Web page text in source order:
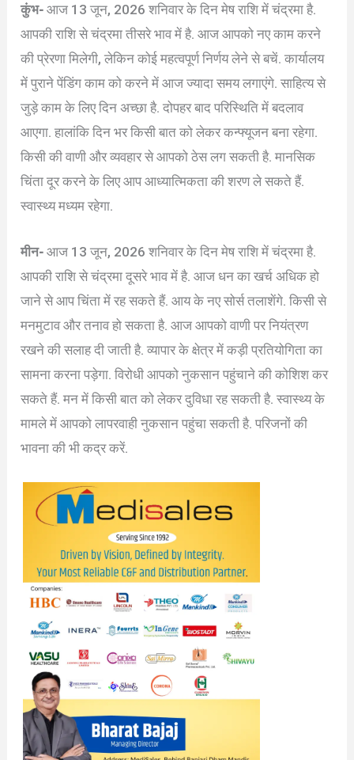
कुंभ- आज 13 जून, 2026 शनिवार के दिन मेष राशि में चंद्रमा है.
आपकी राशि से चंद्रमा तीसरे भाव में है. आज आपको नए काम करने
की प्रेरणा मिलेगी, लेकिन कोई महत्वपूर्ण निर्णय लेने से बचें. कार्यालय
में पुराने पेंडिंग काम को करने में आज ज्यादा समय लगाएंगे. साहित्य से
जुड़े काम के लिए दिन अच्छा है. दोपहर बाद परिस्थिति में बदलाव
आएगा. हालांकि दिन भर किसी बात को लेकर कन्फ्यूजन बना रहेगा.
किसी की वाणी और व्यवहार से आपको ठेस लग सकती है. मानसिक
चिंता दूर करने के लिए आप आध्यात्मिकता की शरण ले सकते हैं.
स्वास्थ्य मध्यम रहेगा.
मीन- आज 13 जून, 2026 शनिवार के दिन मेष राशि में चंद्रमा है.
आपकी राशि से चंद्रमा दूसरे भाव में है. आज धन का खर्च अधिक हो
जाने से आप चिंता में रह सकते हैं. आय के नए सोर्स तलाशेंगे. किसी से
मनमुटाव और तनाव हो सकता है. आज आपको वाणी पर नियंत्रण
रखने की सलाह दी जाती है. व्यापार के क्षेत्र में कड़ी प्रतियोगिता का
सामना करना पड़ेगा. विरोधी आपको नुकसान पहुंचाने की कोशिश कर
सकते हैं. मन में किसी बात को लेकर दुविधा रह सकती है. स्वास्थ्य के
मामले में आपको लापरवाही नुकसान पहुंचा सकती है. परिजनों की
भावना की भी कद्र करें.